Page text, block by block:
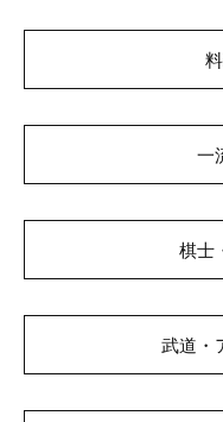
一
棋士
武道・